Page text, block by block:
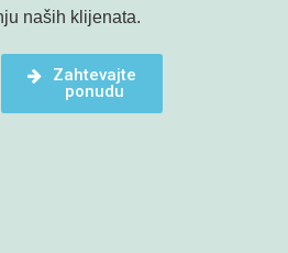
naših klijenata.
Zahtevajte
ponudu